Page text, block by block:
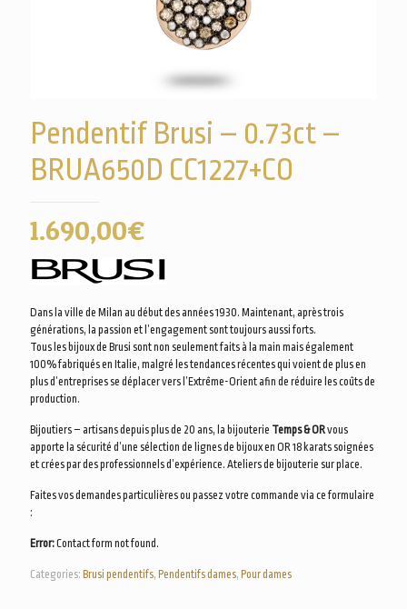
Pendentif Brusi – 0.73ct –
BRUA650D CC1227+CO
1.690,00€
Dans la ville de Milan au début des années 1930. Maintenant, après trois
générations, la passion et l’engagement sont toujours aussi forts.
Tous les bijoux de Brusi sont non seulement faits à la main mais également
100% fabriqués en Italie, malgré les tendances récentes qui voient de plus en
plus d’entreprises se déplacer vers l’Extrême-Orient afin de réduire les coûts de
production.
Bijoutiers – artisans depuis plus de 20 ans, la bijouterie Temps & ORvous
apporte la sécurité d’une sélection de lignes de bijoux en OR 18 karats soignées
et crées par des professionnels d’expérience. Ateliers de bijouterie sur place.
Faites vos demandes particulières ou passez votre commande via ce formulaire
:
Error:Contact form not found.
Categories: Brusi pendentifs, Pendentifs dames, Pour dames